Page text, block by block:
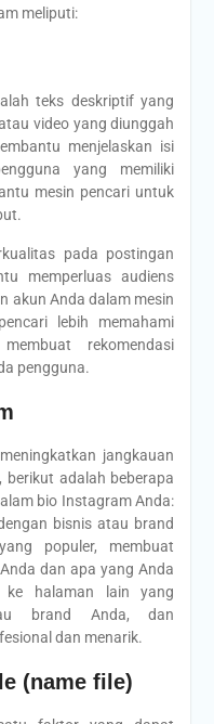
meliputi:
teks deskriptif yang
video yang diunggah
menjelaskan isi
yang memiliki
mesin pencari untuk
pada postingan
memperluas audiens
akun Anda dalam mesin
lebih memahami
rekomendasi
pengguna.
jangkauan
adalah beberapa
bio Instagram Anda:
bisnis atau brand
populer, membuat
dan apa yang Anda
ke halaman lain yang
brand Anda, dan
dan menarik.
(name file)